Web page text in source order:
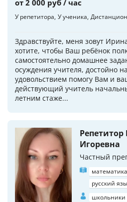
от 2 000 руб / час
У репетитора У ученика
Здравствуйте, меня зовут
хотите, чтобы Ваш ребёнок
самостоятельно домашнее
осуждения учителя, достойно
удовольствием помогу Вам и
действующий учитель
летним стаже...
Репетитор
Игоревна
Частный
русский
школьники